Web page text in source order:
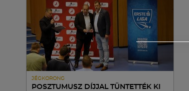
JÉGKORONG
POSZTUMUSZ DÍJJAL TÜNTETTÉK KI